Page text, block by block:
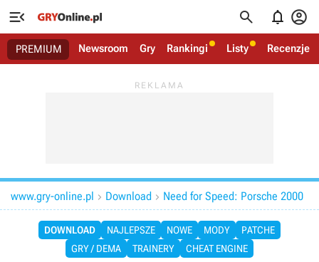
   
PREMIUM Newsroom Gry Rankingi Listy Recenzje
www.gry-online.pl  Download  Need for Speed: Porsche 2000
DOWNLOAD NAJLEPSZE NOWE MODY
PATCHE
GRY / DEMA
TRAINERY CHEAT ENGINE